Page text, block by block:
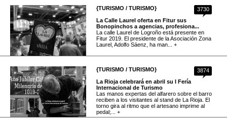
3730
{TURISMO / TURISMO}
La Calle Laurel oferta en Fitur sus
Bonopinchos a agencias, profesiona...
La calle Laurel de Logroño está presente en
Fitur 2019. El presidente de la Asociación Zona
Laurel, Adolfo Sáenz, ha man... +
3874
{TURISMO / TURISMO}
La Rioja celebrará en abril su I Fería
Internacional de Turismo
Las manos expertas del alfarero sobre el barro
reciben a los visitantes al stand de La Rioja. El
torno gira al ritmo que el artesano imprime al
pedal;... +